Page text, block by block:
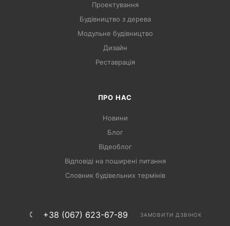
Проектування
Будівництво з дерева
Модульне будівництво
Дизайн
Реставрація
ПРО НАС
Новини
Блог
Відеоблог
Відповіді на поширені питання
Словник будівельних термінів
+38 (067) 623-67-89 ЗАМОВИТИ ДЗВІНОК